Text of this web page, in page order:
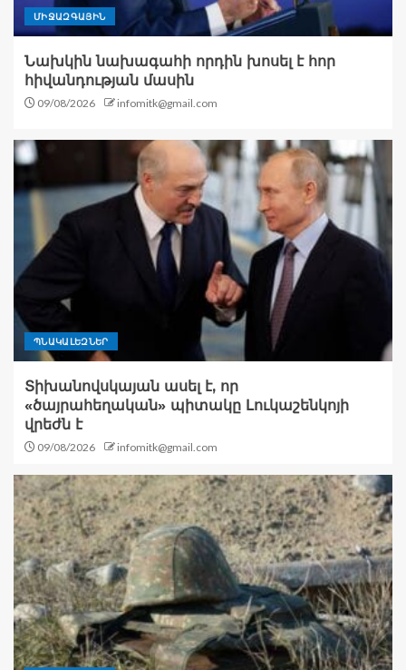
ՄԻՋԱԶԳԱՅԻՆ
Նախկին նախագահի որդին խոսել է հոր
հիվանդության մասին
09/08/2026 infomitk@gmail.com
ՊՆԱԿԱԼԵԶՆԵՐ
Տիխանովսկայան ասել է, որ
«ծայրահեղական» պիտակը Լուկաշենկոյի
վրեժն է
09/08/2026 infomitk@gmail.com